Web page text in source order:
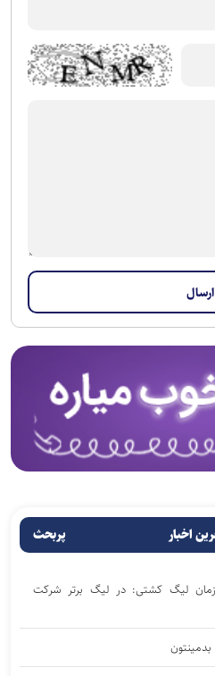
اخبار پربحث
لیگ کشتی: در لیگ برتر شرکت